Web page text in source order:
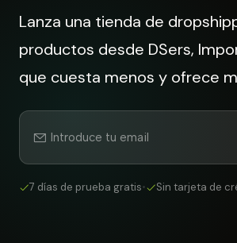
Lanza una tienda de
productos desde DSers,
que cuesta menos y ofrece
7 días de prueba gratis• Sin tarjeta de